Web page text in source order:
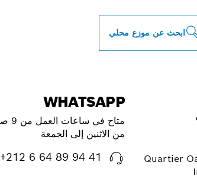
ابحث عن موزع محلي
Quartier
WHATSAPP
متاح في ساعات العمل من 9 صباحًا حتى 17 مساءً ،
من الاثنين إلى الجمعة
+212 6 64 89 94 41